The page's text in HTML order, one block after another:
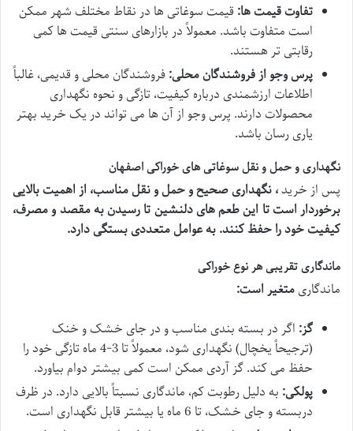
تفاوت قیمت ها: قیمت سوغاتی ها در نقاط مختلف شهر ممکن
است متفاوت باشد. معمولاً در بازارهای سنتی قیمت ها کمی
رقابتی تر هستند.
پرس وجو از فروشندگان محلی: فروشندگان محلی و قدیمی، غالباً
اطلاعات ارزشمندی درباره کیفیت، تازگی و نحوه نگهداری
محصولات دارند. پرس وجو از آن ها می تواند در یک خرید بهتر
یاری رسان باشد.
نگهداری و حمل و نقل سوغاتی های خوراکی اصفهان
پس از خرید، نگهداری صحیح و حمل و نقل مناسب، از اهمیت بالایی
برخوردار است تا این طعم های دلنشین تا رسیدن به مقصد و مصرف،
کیفیت خود را حفظ کنند.به عوامل متعددی بستگی دارد.
ماندگاری تقریبی هر نوع خوراکی
ماندگاریمتغیر است:
گز: اگر در بسته بندی مناسب و در جای خشک و خنک
(ترجیحاً یخچال) نگهداری شود، معمولاً تا 3-4 ماه تازگی خود را
حفظ می کند. گز آردی ممکن است کمی بیشتر دوام بیاورد.
پولکی: به دلیل رطوبت کم، ماندگاری نسبتاً بالایی دارد. در ظرف
دربسته و جای خشک، تا 6 ماه یا بیشتر قابل نگهداری است.